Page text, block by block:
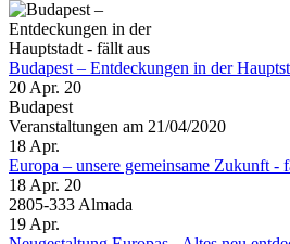
Budapest – Entdeckungen in der
20 Apr. 20
Budapest
Veranstaltungen am 21/04/2020
18 Apr.
Europa – unsere gemeinsame Zukunft -
18 Apr. 20
2805-333 Almada
19 Apr.